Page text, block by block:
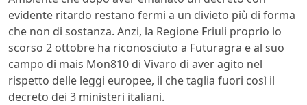
evidente ritardo restano fermi a un divieto più di forma
che non di sostanza. Anzi, la Regione Friuli proprio lo
scorso 2 ottobre ha riconosciuto a Futuragra e al suo
campo di mais Mon810 di Vivaro di aver agito nel
rispetto delle leggi europee, il che taglia fuori così il
decreto dei 3 ministeri italiani.